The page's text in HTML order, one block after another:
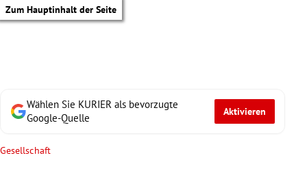
Zum Hauptinhalt der Seite
Wählen Sie KURIER als bevorzugte
Google-Quelle
Aktivieren
Gesellschaft